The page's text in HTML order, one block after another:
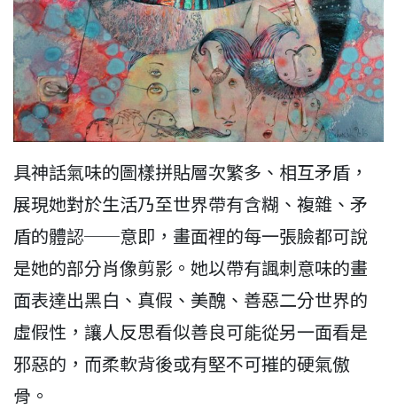
具神話氣味的圖樣拼貼層次繁多、相互矛盾，
展現她對於生活乃至世界帶有含糊、複雜、矛
盾的體認──意即，畫面裡的每一張臉都可說
是她的部分肖像剪影。她以帶有諷刺意味的畫
面表達出黑白、真假、美醜、善惡二分世界的
虛假性，讓人反思看似善良可能從另一面看是
邪惡的，而柔軟背後或有堅不可摧的硬氣傲
骨。